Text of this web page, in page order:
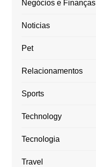
Negócios e Finanças
Noticias
Pet
Relacionamentos
Sports
Technology
Tecnologia
Travel